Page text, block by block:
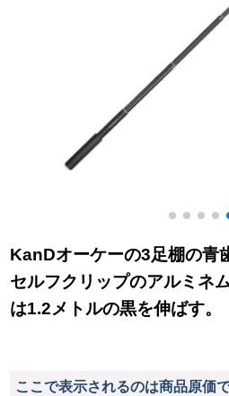
KanDオーケーの3足棚の青
セルフクリップのアルミネ
は1.2メトルの黒を伸ばす。
ここで表示されるのは商品原価